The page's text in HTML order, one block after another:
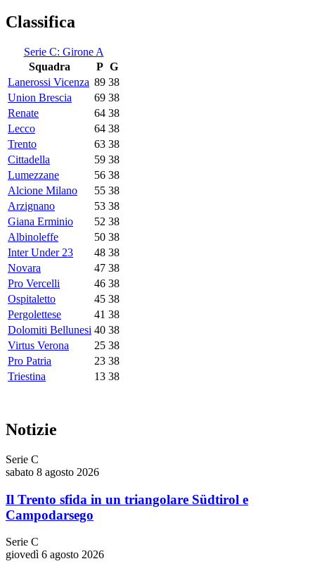
Classifica
Serie C: Girone A
Squadra
P G
Lanerossi Vicenza 89 38
Union Brescia
69 38
Renate
64 38
Lecco
64 38
Trento
63 38
Cittadella
59 38
Lumezzane
56 38
Alcione Milano
55 38
Arzignano
53 38
Giana Erminio
52 38
Albinoleffe
50 38
Inter Under 23
48 38
Novara
47 38
Pro Vercelli
46 38
Ospitaletto
45 38
Pergolettese
41 38
Dolomiti Bellunesi 40 38
Virtus Verona
25 38
Pro Patria
23 38
Triestina
13 38
Notizie
Serie C
sabato 8 agosto 2026
Il Trento sfida in un triangolare Südtirol e
Campodarsego
Serie C
giovedì 6 agosto 2026